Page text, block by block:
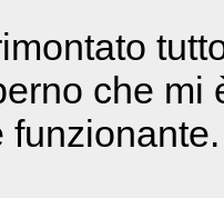
che mi
funzionante.